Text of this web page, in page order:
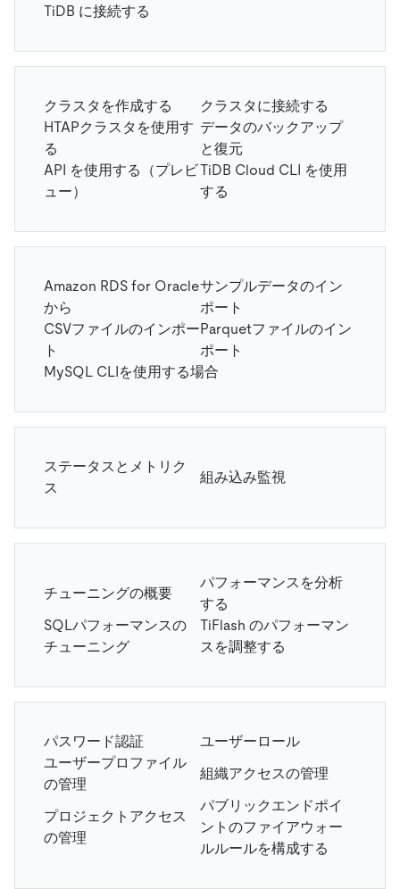
TiDB に接続する
クラスタを作成する
クラスタに接続する
HTAPクラスタを使用す
る
データのバックアップ
と復元
API を使用する（プレビ
ュー）
TiDB Cloud CLI を使用
する
Amazon RDS for Oracle
から
サンプルデータのイン
ポート
CSVファイルのインポー
ト
Parquetファイルのイン
ポート
MySQL CLIを使用する場合
ステータスとメトリク
ス
組み込み監視
チューニングの概要
パフォーマンスを分析
する
SQLパフォーマンスの
チューニング
TiFlash のパフォーマン
スを調整する
パスワード認証
ユーザーロール
ユーザープロファイル
の管理
組織アクセスの管理
プロジェクトアクセス
の管理
パブリックエンドポイ
ントのファイアウォー
ルルールを構成する